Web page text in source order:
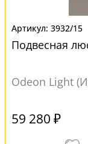
3932/15
Подвесная
Odeon Light
59 280 ₽